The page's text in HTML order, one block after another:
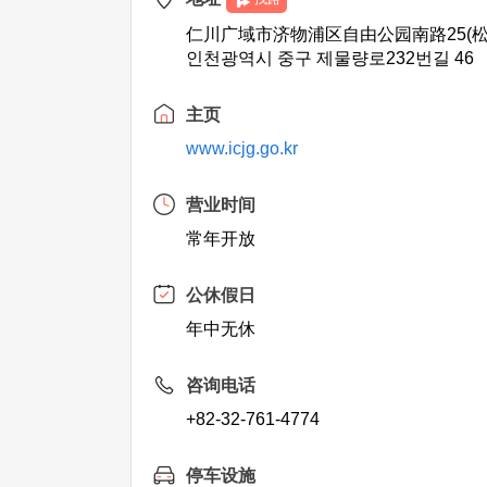
仁川广域市济物浦区自由公园南路25(
인천광역시 중구 제물량로232번길 46
主页
www.icjg.go.kr
营业时间
常年开放
公休假日
年中无休
咨询电话
+82-32-761-4774
停车设施